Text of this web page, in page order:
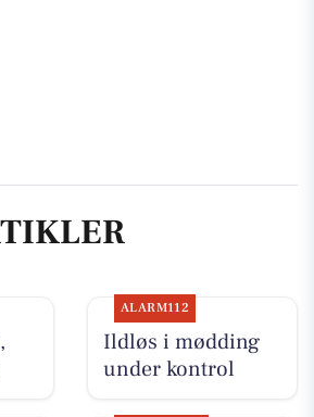
ALARM112
Ildløs i mødding
under kontrol